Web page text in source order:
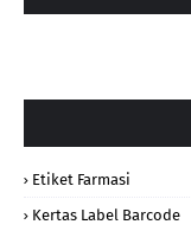
Etiket Farmasi
Kertas Label Barcode